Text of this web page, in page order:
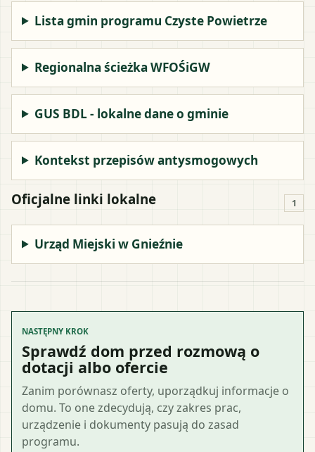
Lista gmin programu Czyste Powietrze
Regionalna ścieżka WFOŚiGW
GUS BDL - lokalne dane o gminie
Kontekst przepisów antysmogowych
Oficjalne linki lokalne 1
Urząd Miejski w Gnieźnie
NASTĘPNY KROK
Sprawdź dom przed rozmową o
dotacji albo ofercie
Zanim porównasz oferty, uporządkuj informacje o
domu. To one zdecydują, czy zakres prac,
urządzenie i dokumenty pasują do zasad
programu.